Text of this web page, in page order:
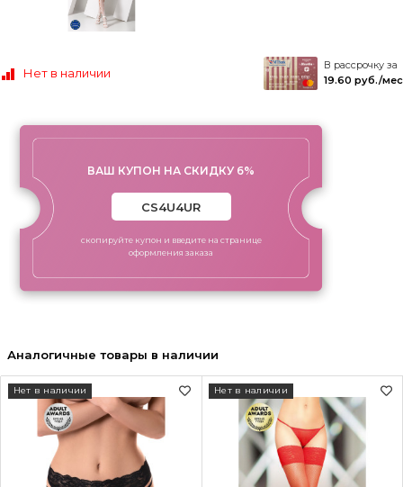
Нет в наличии
В рассрочку за
19.60 руб./мес
ВАШ КУПОН НА СКИДКУ 6%
скопируйте купон и введите на странице
оформления заказа
Аналогичные товары в наличии
Нет в наличии Нет в наличии